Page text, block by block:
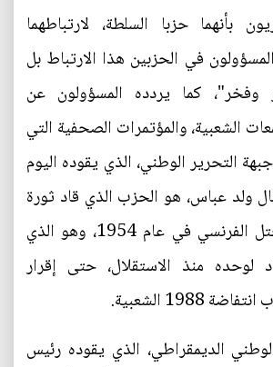
بأنهما حزبا السلطة، لارتباطهما
في الحزبين هذا الارتباط بل
وفخر"، كما يردده المسؤولون عن
الشعبية، والمؤتمرات الصحفية التي
التحرير الوطني، الذي يقوده اليوم
ولد عباس، هو الحزب الذي قاد ثورة
التحرير ضد المحتل الفرنسي في عام 1954، وهو الذي
لوحده منذ الاستقلال، حتى إقرار
1988 الشعبية.
الديمقراطي، الذي يقوده رئيس